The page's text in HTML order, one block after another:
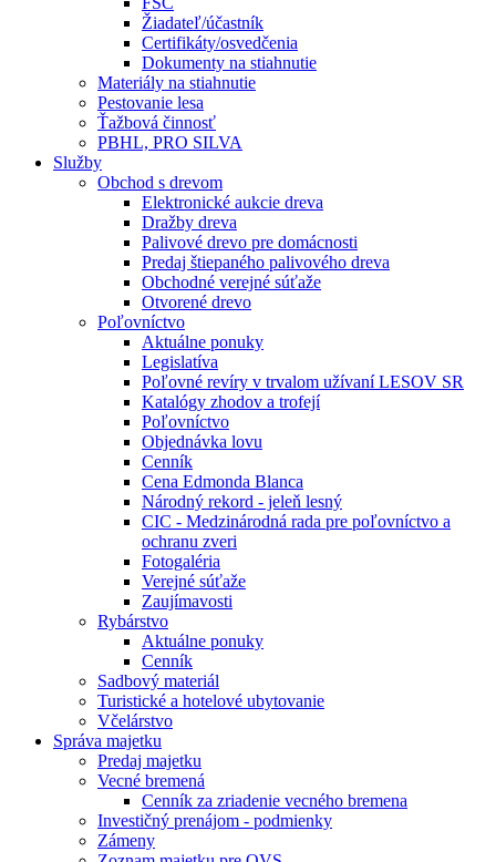
Žiadateľ/účastník
Certifikáty/osvedčenia
Dokumenty na stiahnutie
Materiály na stiahnutie
Pestovanie lesa
Ťažbová činnosť
PBHL, PRO SILVA
Služby
Obchod s drevom
Elektronické aukcie dreva
Dražby dreva
Palivové drevo pre domácnosti
Predaj štiepaného palivového dreva
Obchodné verejné súťaže
Otvorené drevo
Poľovníctvo
Aktuálne ponuky
Legislatíva
Poľovné revíry v trvalom užívaní LESOV SR
Katalógy zhodov a trofejí
Poľovníctvo
Objednávka lovu
Cenník
Cena Edmonda Blanca
Národný rekord - jeleň lesný
CIC - Medzinárodná rada pre poľovníctvo a
ochranu zveri
Fotogaléria
Verejné súťaže
Zaujímavosti
Rybárstvo
Aktuálne ponuky
Cenník
Sadbový materiál
Turistické a hotelové ubytovanie
Včelárstvo
Správa majetku
Predaj majetku
Vecné bremená
Cenník za zriadenie vecného bremena
Investičný prenájom - podmienky
Zámeny